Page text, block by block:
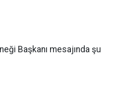
Başkanı mesajında şu